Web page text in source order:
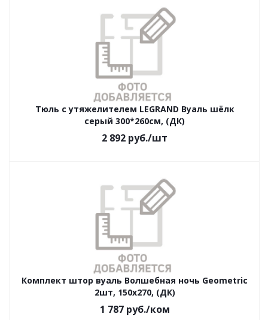
Тюль с утяжелителем LEGRAND Вуаль шёлк
серый 300*260см, (ДК)
2 892 руб./шт
Комплект штор вуаль Волшебная ночь Geometric
2шт, 150х270, (ДК)
1 787руб./ком